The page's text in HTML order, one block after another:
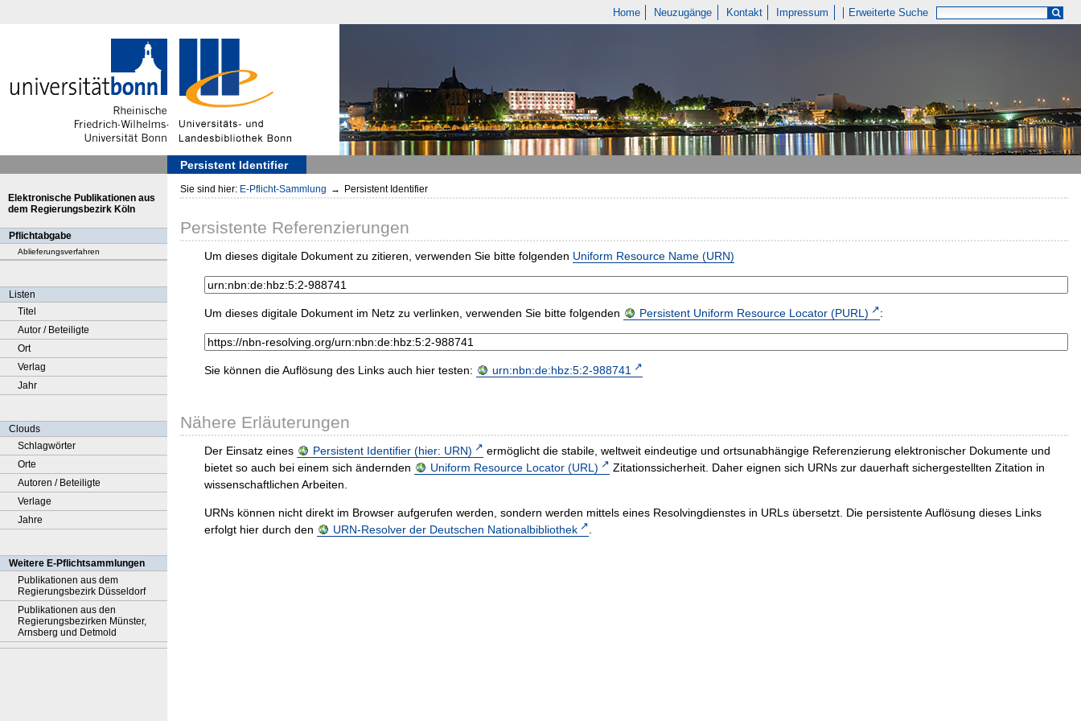
Home Neuzugänge Kontakt Impressum Erweiterte Suche
Persistent Identifier
Elektronische Publikationen aus
dem Regierungsbezirk Köln
Pflichtabgabe
Ablieferungsverfahren
Listen
Titel
Autor / Beteiligte
Ort
Verlag
Jahr
Clouds
Schlagwörter
Orte
Autoren / Beteiligte
Verlage
Jahre
Weitere E-Pflichtsammlungen
Publikationen aus dem
Regierungsbezirk Düsseldorf
Publikationen aus den
Regierungsbezirken Münster,
Arnsberg und Detmold
Sie sind hier: E-Pflicht-Sammlung → Persistent Identifier
Persistente Referenzierungen
Um dieses digitale Dokument zu zitieren, verwenden Sie bitte folgenden Uniform Resource Name (URN)
Um dieses digitale Dokument im Netz zu verlinken, verwenden Sie bitte folgenden Persistent Uniform Resource Locator (PURL) :
Sie können die Auflösung des Links auch hier testen: urn:nbn:de:hbz:5:2-988741
Nähere Erläuterungen
Der Einsatz eines Persistent Identifier (hier: URN)
ermöglicht die stabile, weltweit eindeutige und ortsunabhängige Referenzierung elektronischer Dokumente und
bietet so auch bei einem sich ändernden
Uniform Resource Locator (URL)
Zitationssicherheit. Daher eignen sich URNs zur dauerhaft sichergestellten Zitation in
wissenschaftlichen Arbeiten.
URNs können nicht direkt im Browser aufgerufen werden, sondern werden mittels eines Resolvingdienstes in URLs übersetzt. Die persistente Auflösung dieses Links
erfolgt hier durch den
URN-Resolver der Deutschen Nationalbibliothek .